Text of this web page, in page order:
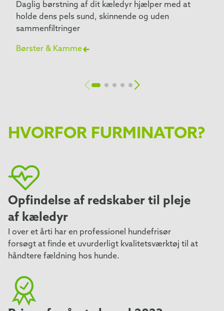
Daglig børstning af dit kæledyr hjælper med at
holde dens pels sund, skinnende og uden
sammenfiltringer
Børster & Kamme
HVORFOR FURMINATOR?
Opfindelse af redskaber til pleje
af kæledyr
I over et årti har en professionel hundefrisør
forsøgt at finde et uvurderligt kvalitetsværktøj til at
håndtere fældning hos hunde.